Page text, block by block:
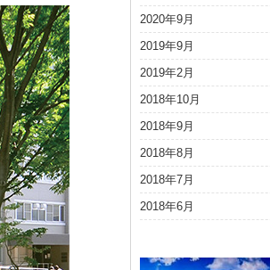
2020年9月
2019年9月
2019年2月
2018年10月
2018年9月
2018年8月
2018年7月
2018年6月